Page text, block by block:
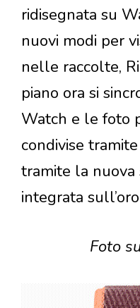
ridisegnata su
nuovi modi per
nelle raccolte,
piano ora si
Watch e le foto
condivise
tramite la nuova
integrata
Foto